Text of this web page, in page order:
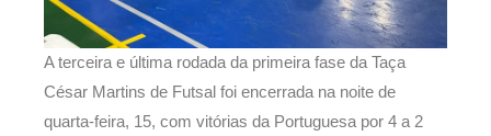
A terceira e última rodada da primeira fase da Taça
César Martins de Futsal foi encerrada na noite de
quarta-feira, 15, com vitórias da Portuguesa por 4 a 2